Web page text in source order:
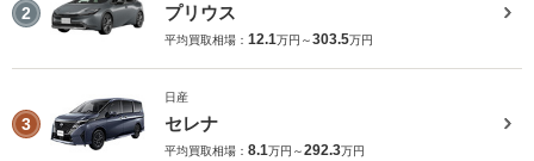
2 プリウス
平均買取相場： 12.1万円～303.5万円
3
日産
セレナ
平均買取相場： 8.1万円～292.3万円